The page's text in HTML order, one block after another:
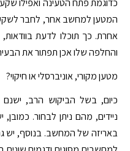
כדוגמת פתח הטעינה ואפילו
המטען למחשב אחר, לחבר
אחרת. כך תוכלו לדעת
והחלפה שלו אכן תפתור את
מטען מקורי, אוניברסלי או חיקוי?
כיום, בשל הביקוש הרב,
ניידים, מהם ניתן לבחור.
באריזה של המחשב. בנוסף, יש